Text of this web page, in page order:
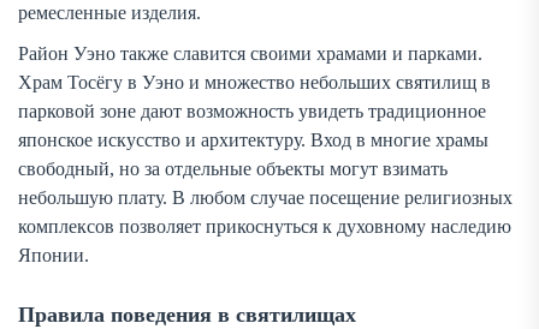
ремесленные изделия.
Район Уэно также славится своими храмами и парками.
Храм Тосёгу в Уэно и множество небольших святилищ в
парковой зоне дают возможность увидеть традиционное
японское искусство и архитектуру. Вход в многие храмы
свободный, но за отдельные объекты могут взимать
небольшую плату. В любом случае посещение религиозных
комплексов позволяет прикоснуться к духовному наследию
Японии.
Правила поведения в святилищах